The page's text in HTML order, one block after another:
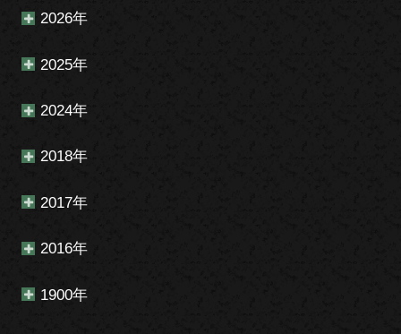
2026年
2025年
2024年
2018年
2017年
2016年
1900年